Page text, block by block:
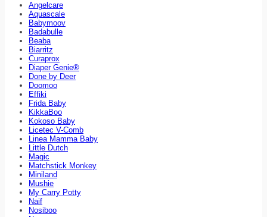
Angelcare
Aquascale
Babymoov
Badabulle
Beaba
Biarritz
Curaprox
Diaper Genie®
Done by Deer
Doomoo
Effiki
Frida Baby
KikkaBoo
Kokoso Baby
Licetec V-Comb
Linea Mamma Baby
Little Dutch
Magic
Matchstick Monkey
Miniland
Mushie
My Carry Potty
Naif
Nosiboo